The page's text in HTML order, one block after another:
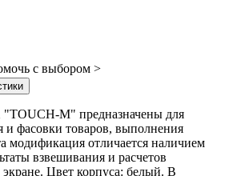
с выбором >
M" предназначены для
и фасовки товаров, выполнения
модификация отличается наличием
взвешивания и расчетов
Цвет корпуса: белый. В